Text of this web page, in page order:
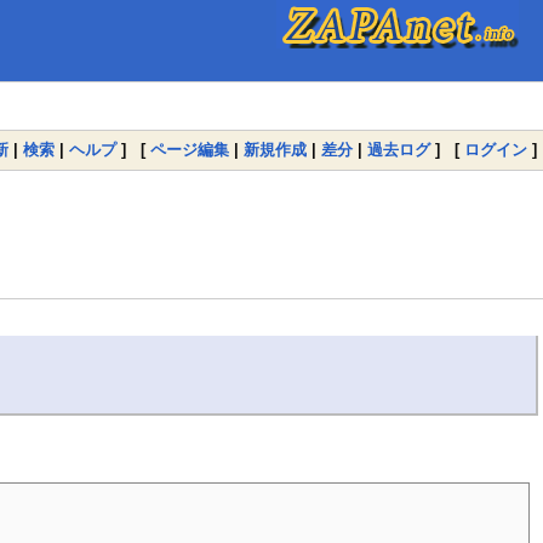
| 検索 | ヘルプ] [ ページ編集 | 新規作成 | 差分 | 過去ログ] [ ログイン ]